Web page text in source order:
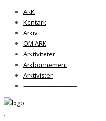
ARK
Kontark
Arkiv
OM ARK
Arktiviteter
Arkbonnement
Arktivister
——————————
.